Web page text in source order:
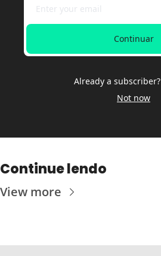
Continuar
Already a subscriber?
Not now
Continue lendo
View more